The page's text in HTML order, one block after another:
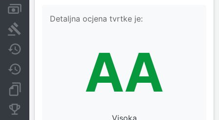
Dokumenti i objave
Detaljna ocjena tvrtke je:
AA